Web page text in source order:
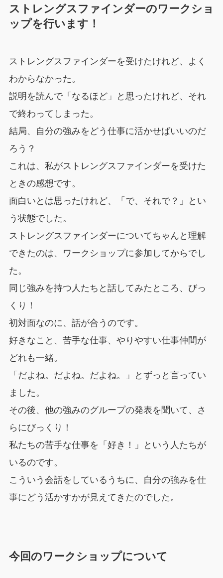
ストレングスファインダーのワークショ
ップを行います！
ストレングスファインダーを受けたけれど、よく
わからなかった。
説明を読んで「なるほど」と思ったけれど、それ
で終わってしまった。
結局、自分の強みをどう仕事に活かせばいいのだ
ろう？
これは、私がストレングスファインダーを受けた
ときの感想です。
面白いとは思ったけれど、「で、それで？」とい
う状態でした。
ストレングスファインダーについてちゃんと理解
できたのは、ワークショップに参加してからでし
た。
同じ強みを持つ人たちと話してみたところ、びっ
くり！
初対面なのに、話が合うのです。
好きなこと、苦手な仕事、やりやすい仕事仲間が
どれも一緒。
「だよね。だよね。だよね。」とずっと言ってい
ました。
その後、他の強みのグループの発表を聞いて、さ
らにびっくり！
私たちの苦手な仕事を「好き！」という人たちが
いるのです。
こういう会話をしているうちに、自分の強みを仕
事にどう活かすかが見えてきたのでした。
今回のワークショップについて